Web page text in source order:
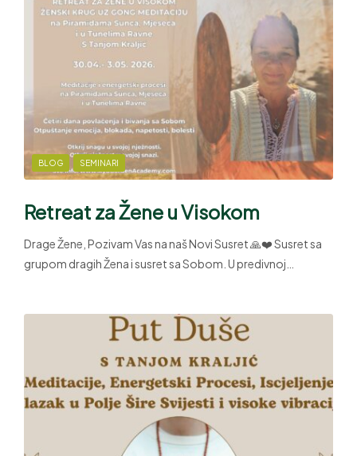
BLOG SEMINARI
Retreat za Žene u Visokom
Drage Žene, Pozivam Vas na naš Novi Susret 🙏❤️ Susret sa
grupom dragih Žena i susret sa Sobom. U predivnoj…